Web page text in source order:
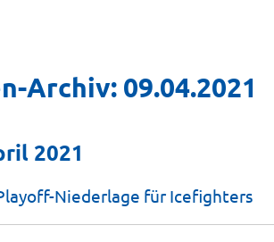
Archiv: 09.04.2021
2021
Niederlage für Icefighters